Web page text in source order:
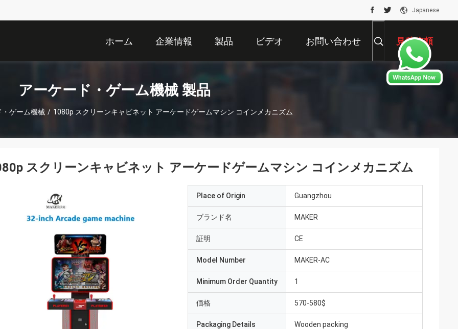
Japanese
ホーム 企業情報 製品 ビデオ お問い合わせ 見積依頼
アーケード・ゲーム機械 製品
ゲーム機械 / 1080p スクリーンキャビネット アーケードゲームマシン コインメカニズム
スクリーンキャビネット アーケードゲームマシン コインメカニズム
Place of Origin Guangzhou
ブランド名 MAKER
証明 CE
Model Number MAKER-AC
Minimum Order Quantity 1
価格 570-580$
Packaging Details Wooden packing